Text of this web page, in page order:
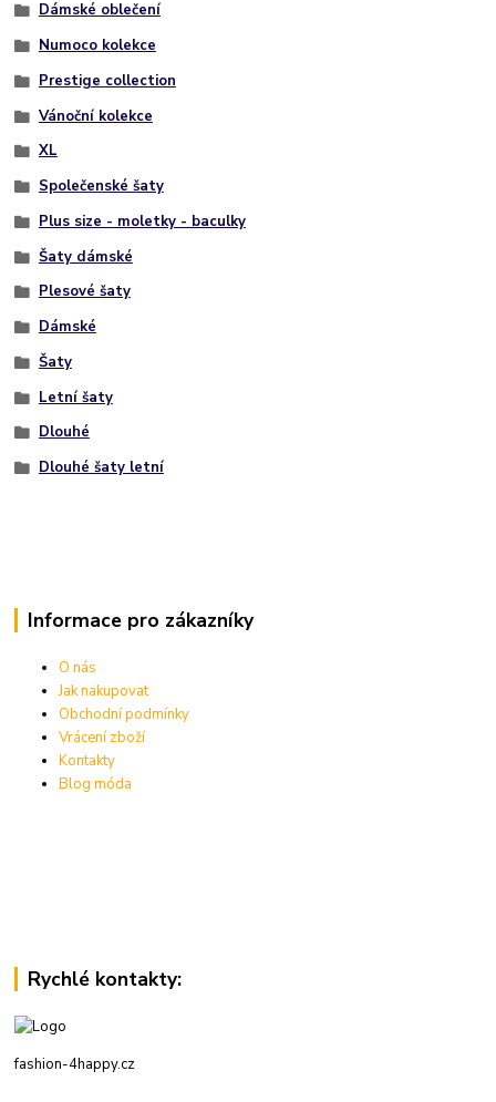
Dámské oblečení
Numoco kolekce
Prestige collection
Vánoční kolekce
XL
Společenské šaty
Plus size - moletky - baculky
Šaty dámské
Plesové šaty
Dámské
Šaty
Letní šaty
Dlouhé
Dlouhé šaty letní
Informace pro zákazníky
O nás
Jak nakupovat
Obchodní podmínky
Vrácení zboží
Kontakty
Blog móda
Rychlé kontakty:
fashion-4happy.cz